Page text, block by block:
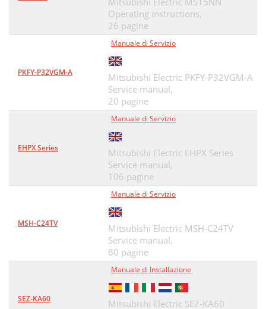
Operating instructions,
26 pagine
PKFY-P32VGM-A
Manuale di Servizio
Mitsubishi Electric PKFY-P32VGM-A
Service manual,
20 pagine
EHPX Series
Manuale di Servizio
Mitsubishi Electric EHPX Series
Service manual,
106 pagine
MSH-C24TV
Manuale di Servizio
Mitsubishi Electric MSH-C24TV
Service manual,
60 pagine
SEZ-KA60
Manuale di Installazione
Mitsubishi Electric SEZ-KA60